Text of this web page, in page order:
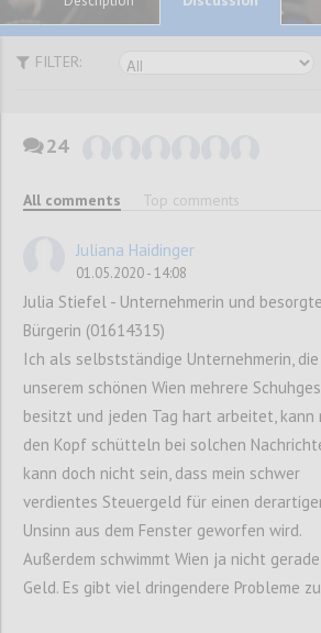
FILTER:
24
All comments Top comments
Juliana Haidinger
01.05.2020 - 14:08
Julia Stiefel - Unternehmerin und besorgte
Bürgerin (01614315)
Ich als selbstständige Unternehmerin, die
unserem schönen Wien mehrere
besitzt und jeden Tag hart arbeitet, kann
den Kopf schütteln bei solchen
kann doch nicht sein, dass mein schwer
verdientes Steuergeld für einen
Unsinn aus dem Fenster geworfen wird.
Außerdem schwimmt Wien ja nicht
Geld. Es gibt viel dringendere Probleme